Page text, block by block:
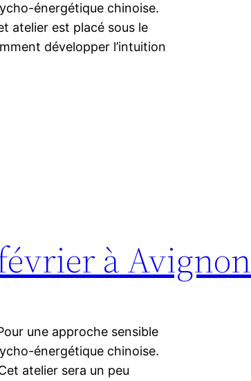
énergétique chinoise.
atelier est placé sous le
développer l’intuition
à Avignon
une approche sensible
énergétique chinoise.
atelier sera un peu